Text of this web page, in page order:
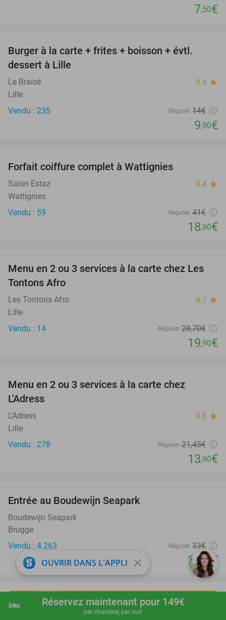
shopping_cart Réserver maintenant
hotel Réservez maintenant pour 149€
par chambre, par nuit
7,50€
Burger à la carte + frites + boisson + évtl.
dessert à Lille
Le Braisé 9.4 star
Lille
Vendu : 235
Régulier 14€
9,90€
Forfait coiffure complet à Wattignies
Salon Estaz 9.4 star
Wattignies
Vendu : 59
Régulier 41€
18,90€
31%
Menu en 2 ou 3 services à la carte chez Les
Tontons Afro
Les Tontons Afro 9.7 star
Lille
Vendu : 14
Régulier 28,70€
19,90€
Menu en 2 ou 3 services à la carte chez
L'Adress
L'Adress 9.8 star
Lille
Vendu : 278
Régulier 21,45€
13,90€
Entrée au Boudewijn Seapark
Boudewijn Seapark
Brugge
Vendu : 4.263
Régulier 33€
21,50€
OUVRIR DANS L'APPLI close